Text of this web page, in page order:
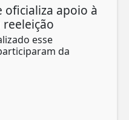
oficializa apoio à
esse
da